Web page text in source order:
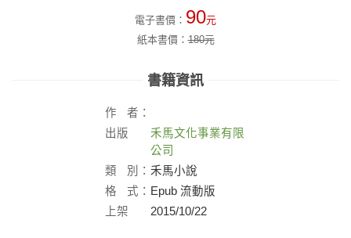
電子書價： 90元
紙本書價：180元
書籍資訊
作
者：
出版
禾馬文化事業有限
公司
類
別： 禾馬小說
格
式： Epub 流動版
上架
2015/10/22